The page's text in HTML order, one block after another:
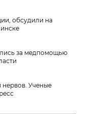
обсудили на
за медпомощью
нервов. Ученые